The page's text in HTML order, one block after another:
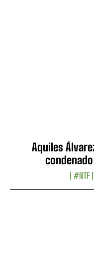
Aquiles
#NTF